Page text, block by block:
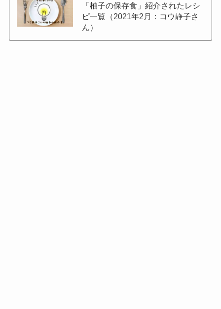
「柚子の保存食」紹介されたレシ
ピ一覧（2021年2月：コウ静子さ
ん）